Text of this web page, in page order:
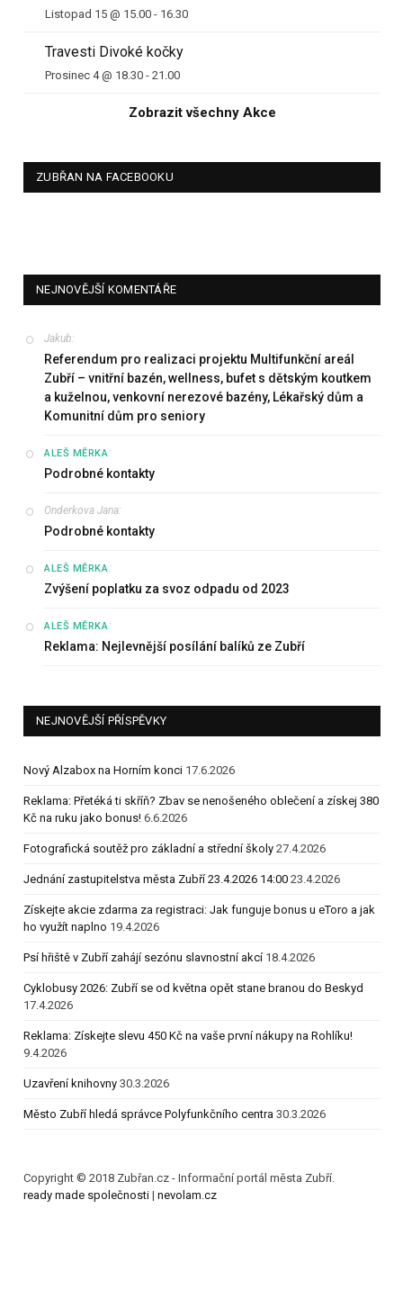
Listopad 15 @ 15.00 - 16.30
Travesti Divoké kočky
Prosinec 4 @ 18.30 - 21.00
Zobrazit všechny Akce
ZUBŘAN NA FACEBOOKU
NEJNOVĚJŠÍ KOMENTÁŘE
Jakub:
Referendum pro realizaci projektu Multifunkční areál
Zubří – vnitřní bazén, wellness, bufet s dětským koutkem
a kuželnou, venkovní nerezové bazény, Lékařský dům a
Komunitní dům pro seniory
ALEŠ MĚRKA:
Podrobné kontakty
Onderkova Jana:
Podrobné kontakty
ALEŠ MĚRKA:
Zvýšení poplatku za svoz odpadu od 2023
ALEŠ MĚRKA:
Reklama: Nejlevnější posílání balíků ze Zubří
NEJNOVĚJŠÍ PŘÍSPĚVKY
Nový Alzabox na Horním konci 17.6.2026
Reklama: Přetéká ti skříň? Zbav se nenošeného oblečení a získej 380
Kč na ruku jako bonus! 6.6.2026
Fotografická soutěž pro základní a střední školy 27.4.2026
Jednání zastupitelstva města Zubří 23.4.2026 14:00 23.4.2026
Získejte akcie zdarma za registraci: Jak funguje bonus u eToro a jak
ho využít naplno 19.4.2026
Psí hřiště v Zubří zahájí sezónu slavnostní akcí 18.4.2026
Cyklobusy 2026: Zubří se od května opět stane branou do Beskyd
17.4.2026
Reklama: Získejte slevu 450 Kč na vaše první nákupy na Rohlíku!
9.4.2026
Uzavření knihovny 30.3.2026
Město Zubří hledá správce Polyfunkčního centra 30.3.2026
Copyright © 2018 Zubřan.cz - Informační portál města Zubří.
ready made společnosti | nevolam.cz